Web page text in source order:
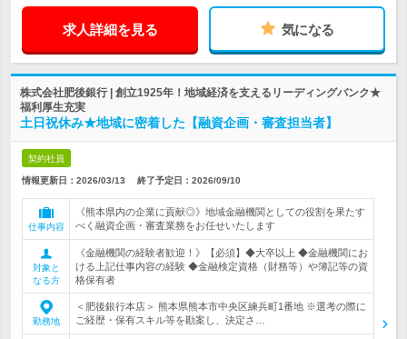
求人詳細を見る 気になる
株式会社肥後銀行 | 創立1925年！地域経済を支えるリーディングバンク★
福利厚生充実
土日祝休み★地域に密着した【融資企画・審査担当者】
契約社員
情報更新日：2026/03/13 終了予定日： 2026/09/10
仕事内容
《熊本県内の企業に貢献◎》地域金融機関としての役割を果たす
べく融資企画・審査業務をお任せいたします
対象と
なる方
《金融機関の経験者歓迎！》【必須】◆大卒以上 ◆金融機関にお
ける上記仕事内容の経験 ◆金融検定資格（財務等）や簿記等の資
格保有者
勤務地
＜肥後銀行本店＞ 熊本県熊本市中央区練兵町1番地 ※選考の際に
ご経歴・保有スキル等を勘案し、決定さ…